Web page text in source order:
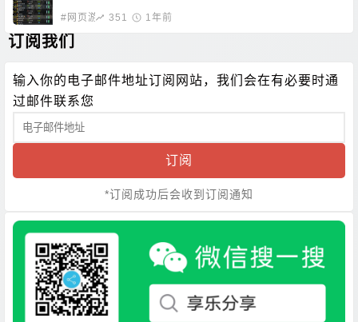
无需下载即可畅玩
#网页游戏 351 1年前
订阅我们
输入你的电子邮件地址订阅网站，我们会在有必要时通
过邮件联系您
订阅
*订阅成功后会收到订阅通知